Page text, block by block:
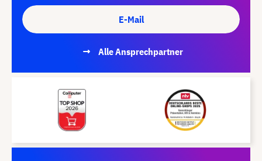
E-Mail
Alle Ansprechpartner